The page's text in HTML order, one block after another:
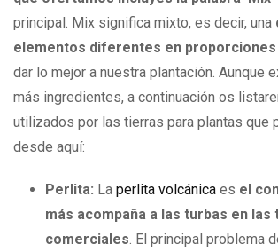
principal. Mix significa mixto, es decir, una
elementos diferentes en proporciones
dar lo mejor a nuestra plantación. Aunque
más ingredientes, a continuación os
utilizados por las tierras para plantas que
desde aquí:
Perlita: La perlita volcánica es el
más acompaña a las turbas en las
comerciales. El principal problema